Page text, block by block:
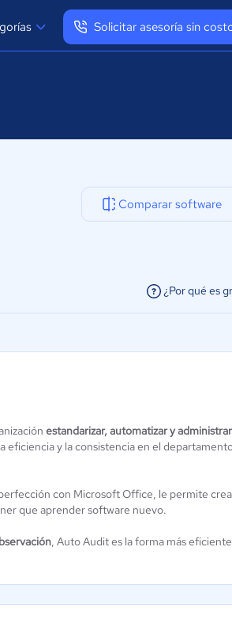
Solicitar asesoría sin
Comparar software
¿Por qué es
SafetyCulture
(iAuditor)
estandarizar, automatizar y
y la consistencia en el
con Microsoft Office, le permite
que aprender software nuevo.
, Auto Audit es la forma más